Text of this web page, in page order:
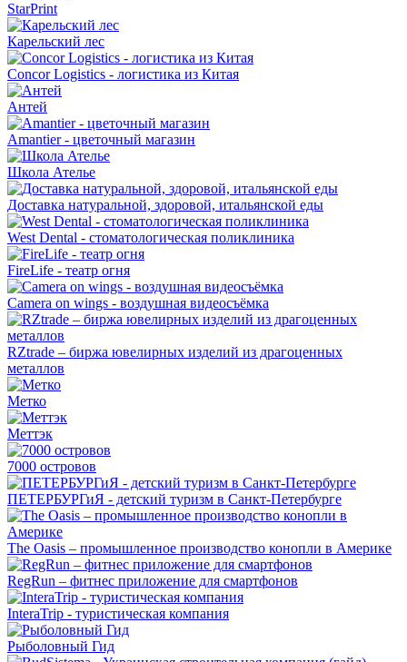
StarPrint
Карельский лес
Concor Logistics - логистика из Китая
Антей
Amantier - цветочный магазин
Школа Ателье
Доставка натуральной, здоровой, итальянской еды
West Dental - стоматологическая поликлиника
FireLife - театр огня
Сamera on wings - воздушная видеосъёмка
RZtrade – биржа ювелирных изделий из драгоценных
металлов
Метко
Меттэк
7000 островов
ПЕТЕРБУРГиЯ - детский туризм в Санкт-Петербурге
The Oasis – промышленное производство конопли в Америке
RegRun – фитнес приложение для смартфонов
InteraTrip - туристическая компания
Рыболовный Гид